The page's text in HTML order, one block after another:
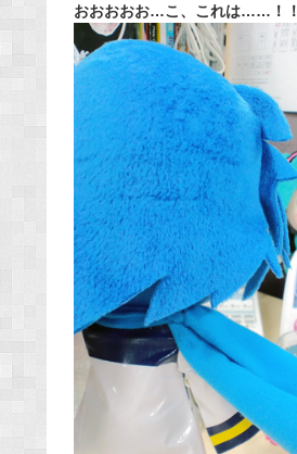
おおおおお…こ、これは……！！